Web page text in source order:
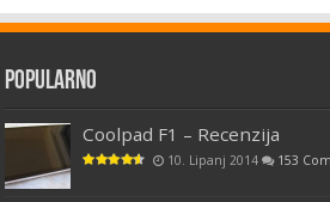
Popularno
Coolpad F1 – Recenzija
10. Lipanj 2014 153